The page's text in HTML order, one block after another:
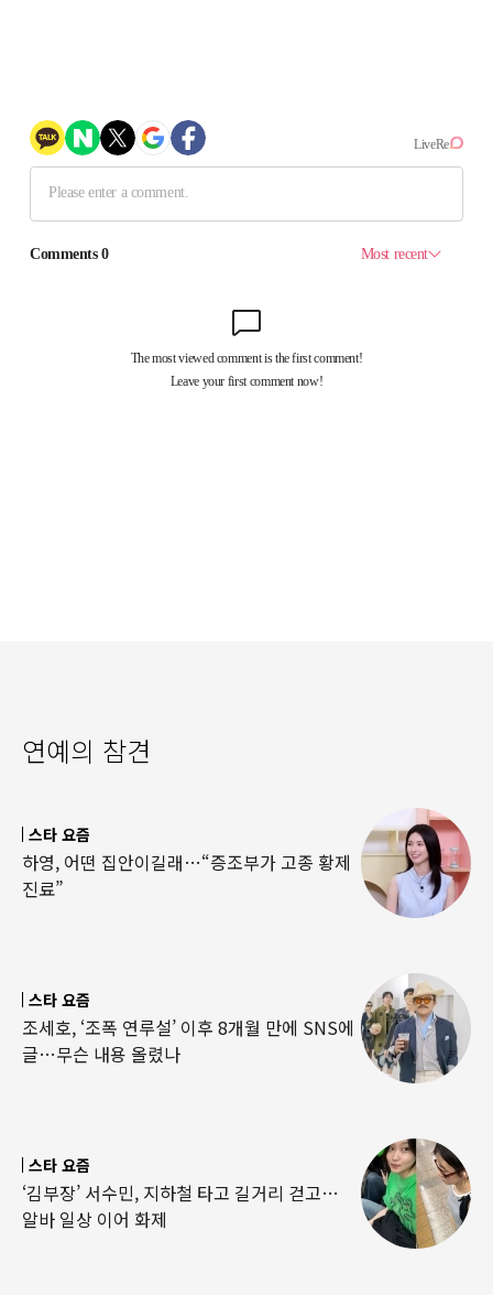
연예의 참견
스타 요즘
하영, 어떤 집안이길래…“증조부가 고종 황제
진료”
스타 요즘
조세호, ‘조폭 연루설’ 이후 8개월 만에 SNS에
글…무슨 내용 올렸나
스타 요즘
‘김부장’ 서수민, 지하철 타고 길거리 걷고…
알바 일상 이어 화제